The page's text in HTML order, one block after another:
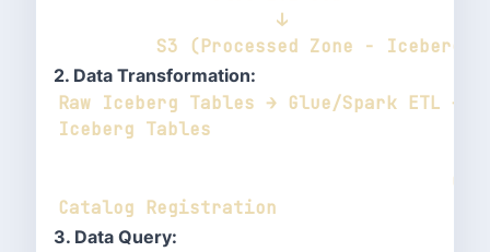
2. Data Transformation:
Raw Iceberg Tables → Glue/Spark ETL →
3. Data Query: